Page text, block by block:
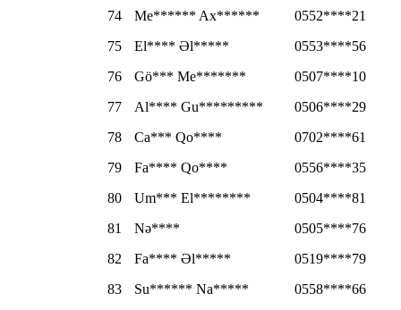
74
Me****** Ax******
0552****21
75
El**** Əl*****
0553****56
76
Gö*** Me*******
0507****10
77
Al**** Gu*********
0506****29
78
Ca*** Qo****
0702****61
79
Fa**** Qo****
0556****35
80
Um*** El********
0504****81
81
Nə****
0505****76
82
Fa**** Əl*****
0519****79
83
Su****** Na*****
0558****66